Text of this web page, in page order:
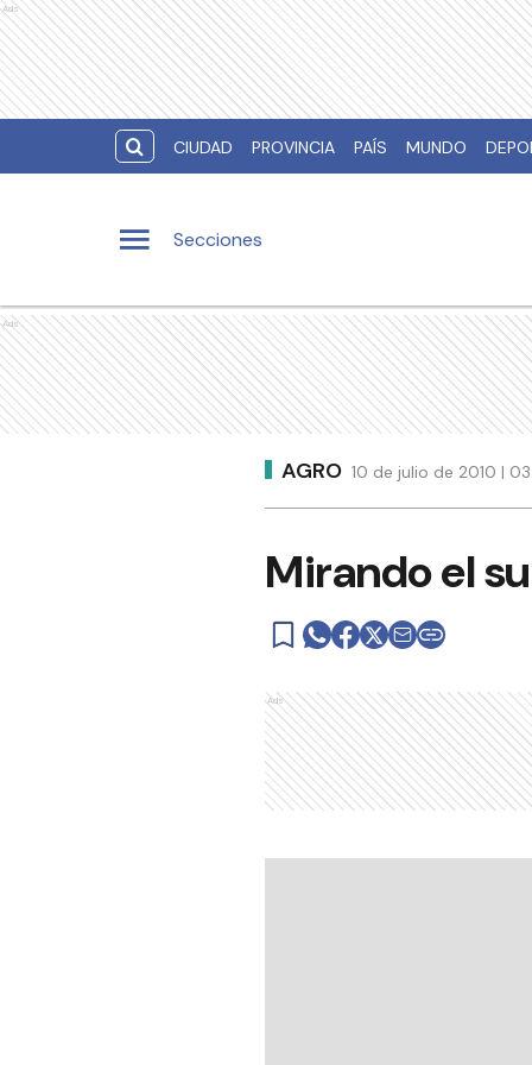
Ads
CIUDAD PROVINCIA PAÍS MUNDO
Secciones
Ads
AGRO 10 de julio de 2010 |
Mirando el
Ads